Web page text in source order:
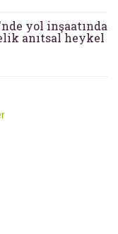
yol inşaatında
anıtsal heykel